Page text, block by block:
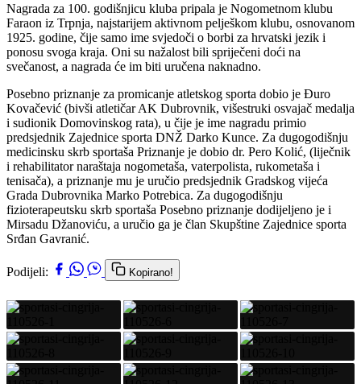
Nagrada za 100. godišnjicu kluba pripala je Nogometnom klubu
Faraon iz Trpnja, najstarijem aktivnom pelješkom klubu, osnovanom
1925. godine, čije samo ime svjedoči o borbi za hrvatski jezik i
ponosu svoga kraja. Oni su nažalost bili spriječeni doći na
svečanost, a nagrada će im biti uručena naknadno.
Posebno priznanje za promicanje atletskog sporta dobio je Đuro
Kovačević (bivši atletičar AK Dubrovnik, višestruki osvajač medalja
i sudionik Domovinskog rata), u čije je ime nagradu primio
predsjednik Zajednice sporta DNŽ Darko Kunce. Za dugogodišnju
medicinsku skrb sportaša Priznanje je dobio dr. Pero Kolić, (liječnik
i rehabilitator naraštaja nogometaša, vaterpolista, rukometaša i
tenisača), a priznanje mu je uručio predsjednik Gradskog vijeća
Grada Dubrovnika Marko Potrebica. Za dugogodišnju
fizioterapeutsku skrb sportaša Posebno priznanje dodijeljeno je i
Mirsadu Džanoviću, a uručio ga je član Skupštine Zajednice sporta
Srđan Gavranić.
Podijeli: Kopirano!